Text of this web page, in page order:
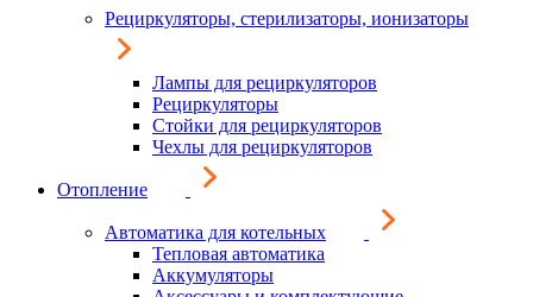
Рециркуляторы, стерилизаторы, ионизаторы
Лампы для рециркуляторов
Рециркуляторы
Стойки для рециркуляторов
Чехлы для рециркуляторов
Отопление
Автоматика для котельных
Тепловая автоматика
Аккумуляторы